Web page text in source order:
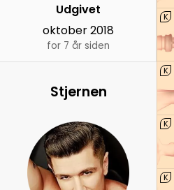
K
K
K
K
Udgivet
oktober 2018
for 7 år siden
Stjernen